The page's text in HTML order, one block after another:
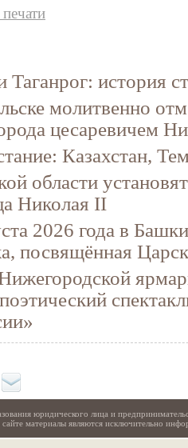
Таганрог: история
молитвенно
цесаревичем
Казахстан,
области
Николая II
2026 года в
посвящённая
юридического лица и
материалы являются исключительно